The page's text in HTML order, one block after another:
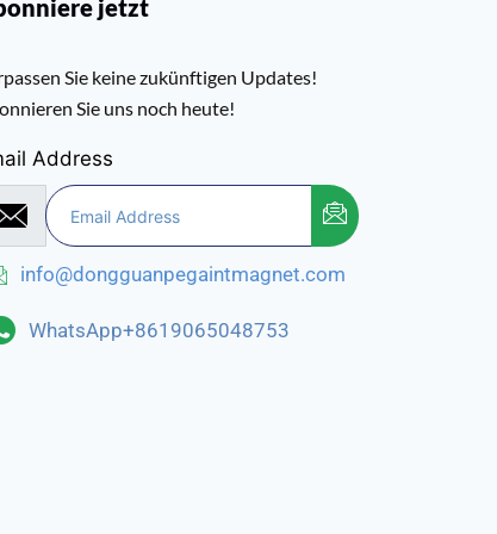
jetzt
Sie keine zukünftigen Updates!
Sie uns noch heute!
Address
info@dongguanpegaintmagnet.com
WhatsApp+8619065048753